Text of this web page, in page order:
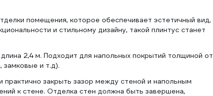
помещения, которое обеспечивает эстетичный вид,
и стильному дизайну, такой плинтус станет
2,4 м. Подходит для напольных покрытий толщиной от
замковые и т.д).
закрыть зазор между стеной и напольным
к стене. Отделка стен должна быть завершена,